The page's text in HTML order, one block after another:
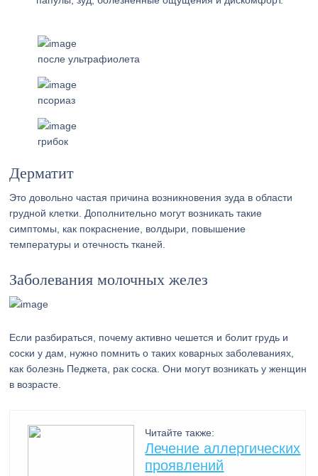
после ультрафиолета
псориаз
грибок
Дерматит
Это довольно частая причина возникновения зуда в области
грудной клетки. Дополнительно могут возникать такие
симптомы, как покраснение, волдыри, повышение
температуры и отечность тканей.
Заболевания молочных желез
Если разбираться, почему активно чешется и болит грудь и
соски у дам, нужно помнить о таких коварных заболеваниях,
как болезнь Педжета, рак соска. Они могут возникать у женщин
в возрасте.
Читайте также:
Лечение аллергических
проявлений